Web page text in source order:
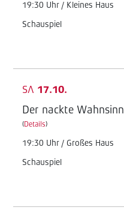
19:30 Uhr / Kleines Haus
Schauspiel
SA 17.10.
Der nackte Wahnsinn
(Details)
19:30 Uhr / Großes Haus
Schauspiel